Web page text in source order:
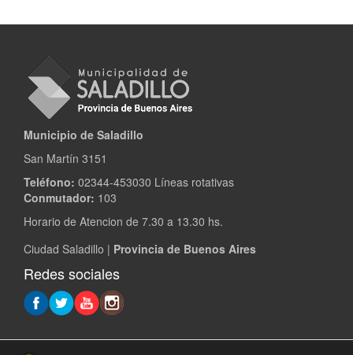
Municipio de Saladillo
San Martín 3151
Teléfono: 02344-453030 Líneas rotativas
Conmutador: 103
Horario de Atencion de 7.30 a 13.30 hs.
Ciudad Saladillo | Provincia de Buenos Aires
Redes sociales